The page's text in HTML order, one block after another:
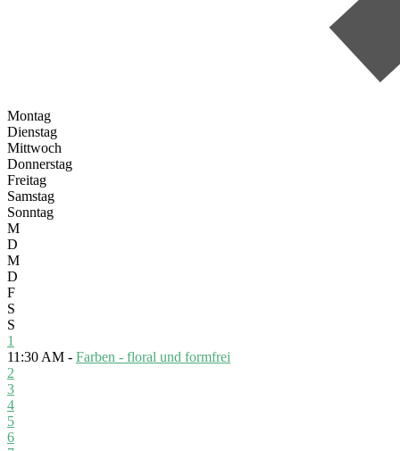
Montag
Dienstag
Mittwoch
Donnerstag
Freitag
Samstag
Sonntag
M
D
M
D
F
S
S
1
11:30 AM - Farben - floral und formfrei
2
3
4
5
6